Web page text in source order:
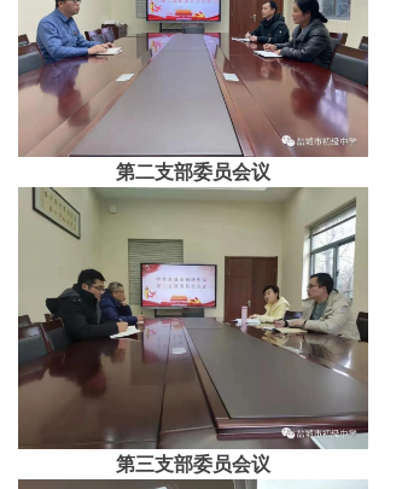
第二支部委员会议
第三支部委员会议